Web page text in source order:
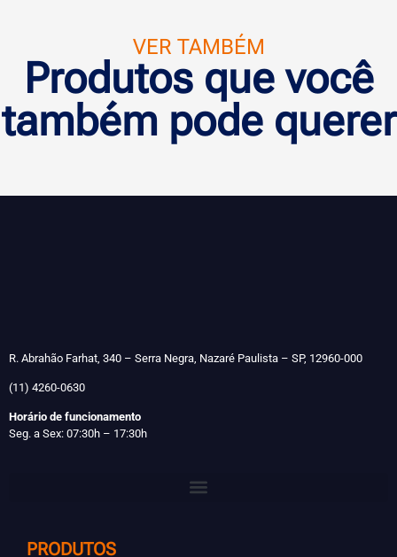
VER TAMBÉM
Produtos que você
também pode querer
R. Abrahão Farhat, 340 – Serra Negra, Nazaré Paulista – SP, 12960-000
(11) 4260-0630
Horário de funcionamento
Seg. a Sex: 07:30h – 17:30h
PRODUTOS